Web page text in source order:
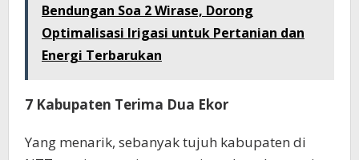
Bendungan Soa 2 Wirase, Dorong
Optimalisasi Irigasi untuk Pertanian dan
Energi Terbarukan
7 Kabupaten Terima Dua Ekor
Yang menarik, sebanyak tujuh kabupaten di